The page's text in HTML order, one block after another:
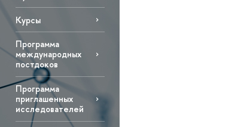
Курсы
Программа
международных
постдоков
Программа
приглашенных
исследователей